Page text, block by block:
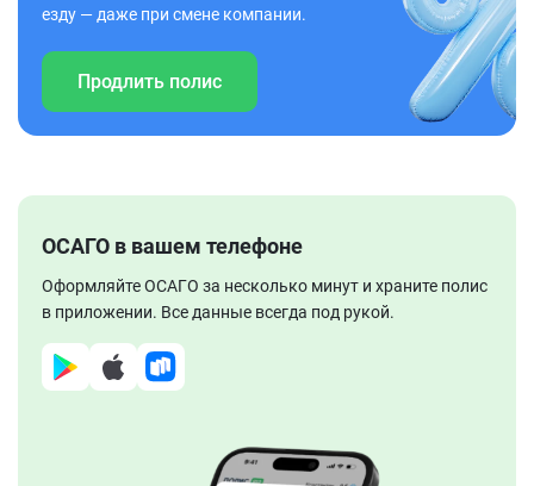
езду — даже при смене компании.
Продлить полис
ОСАГО в вашем телефоне
Оформляйте ОСАГО за несколько минут и храните полис
в приложении. Все данные всегда под рукой.